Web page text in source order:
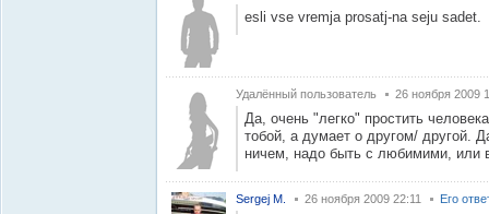
esli vse vremja prosatj-na seju sadet.
Удалённый пользователь 26 ноября 2009
Да, очень "легко" простить
тобой, а думает о другом/ другой.
ничем, надо быть с любимими, или
Sergej M. 26 ноября 2009 22:11 Его